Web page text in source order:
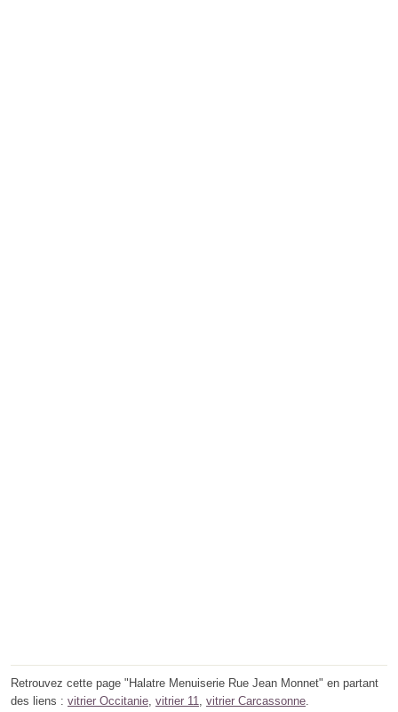
Retrouvez cette page "Halatre Menuiserie Rue Jean Monnet" en partant
des liens : vitrier Occitanie, vitrier 11, vitrier Carcassonne.